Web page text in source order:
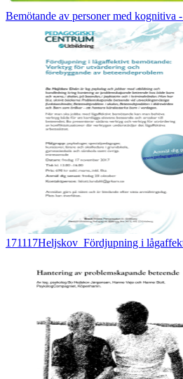
Bemötande av personer med kognitiva
171117Heljskov_Fördjupning i